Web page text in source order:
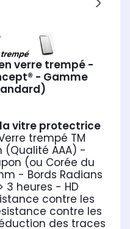
verre trempé -
- Gamme
vitre protectrice
trempé TM
(Qualité AAA) -
(ou Corée du
- Bords Radians
3 heures - HD
contre les
contre les
des traces